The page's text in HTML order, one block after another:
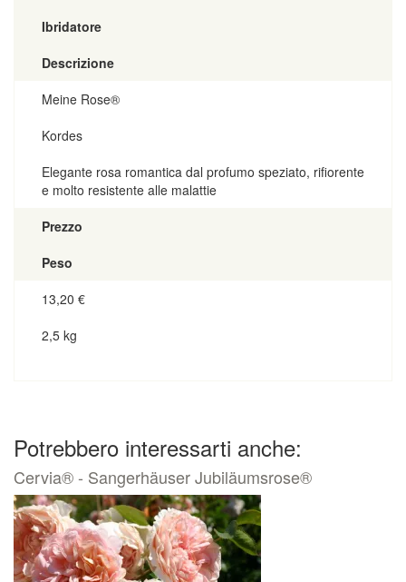
Ibridatore
Descrizione
Meine Rose®
Kordes
Elegante rosa romantica dal profumo speziato, rifiorente
e molto resistente alle malattie
Prezzo
Peso
13,20 €
2,5 kg
Potrebbero interessarti anche:
Cervia® - Sangerhäuser Jubiläumsrose®